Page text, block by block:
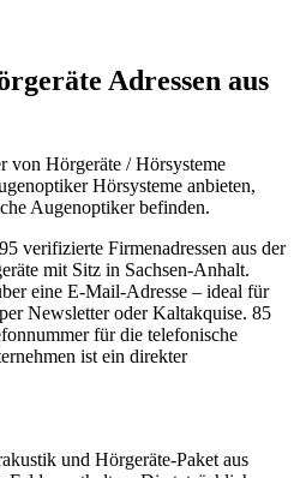
Adressen aus
von Hörgeräte / Hörsysteme
Hörsysteme anbieten,
Augenoptiker befinden.
95 verifizierte Firmenadressen aus der
mit Sitz in Sachsen-Anhalt.
eine E-Mail-Adresse – ideal für
Newsletter oder Kaltakquise. 85
für die telefonische
ist ein direkter
und Hörgeräte-Paket aus